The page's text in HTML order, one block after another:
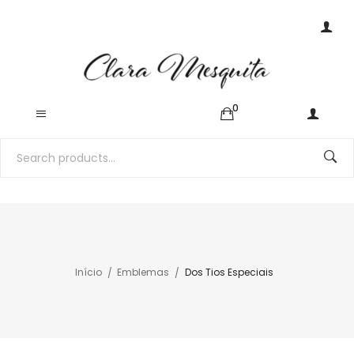
0
Início Emblemas Dos Tios Especiais